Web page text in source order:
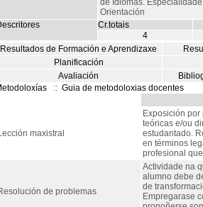
de Idiomas.
Orientación
Cr.totais
4
Resultados de Formación e Aprendizaxe
Planificación
Avaliación
:: Guia de metodoloxias docentes
maxistral
Exposición
teóricas e/ou
estudantado.
en términos
profesional
de problemas
Actividade na
alumno debe
de
Empregarase